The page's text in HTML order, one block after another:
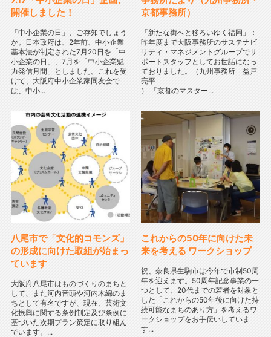
開催しました！
「中小企業の日」、ご存知でしょう
か。日本政府は、2年前、中小企業
基本法が制定された7月20日を「中
小企業の日」、7月を「中小企業魅
力発信月間」としました。これを受
けて、大阪府中小企業家同友会で
は、中小...
京都事務所）
「新たな街へと移ろいゆく福岡」：
昨年度まで大阪事務所のサステナビ
リティ・マネジメントグループでサ
ポートスタッフとしてお世話になっ
ておりました。（九州事務所 益戸
亮平
） 「京都のマスター...
八尾市で「文化的コモンズ」
の形成に向けた取組が始まっ
ています
大阪府八尾市はものづくりのまちと
して、また河内音頭や河内木綿のま
ちとして有名ですが、現在、芸術文
化振興に関する条例制定及び条例に
基づいた次期プラン策定に取り組ん
でいます。...
これからの50年に向けた未
来を考える ワークショップ
祝、奈良県生駒市は今年で市制50周
年を迎えます。50周年記念事業の一
つとして、20代までの若者を対象と
した「これからの50年後に向けた持
続可能なまちのあり方」を考えるワ
ークショップをお手伝いしていま
す...